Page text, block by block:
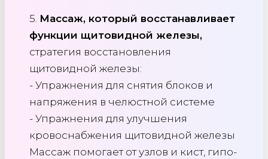
5. Массаж, который восстанавливает
функции щитовидной железы,
стратегия восстановления
щитовидной железы:
- Упражнения для снятия блоков и
напряжения в челюстной системе
- Упражнения для улучшения
кровоснабжения щитовидной железы
Массаж помогает от узлов и кист, гипо-